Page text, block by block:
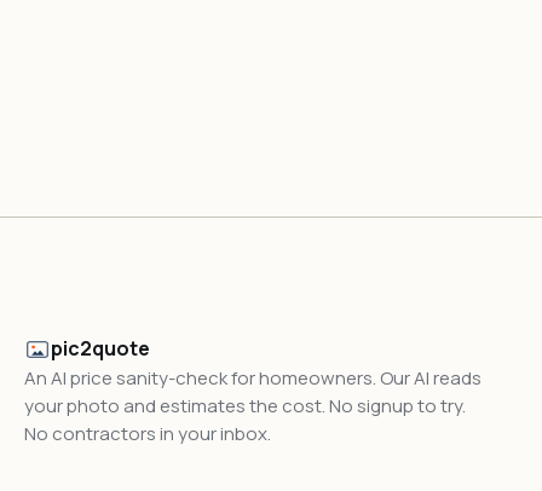
pic2quote
An AI price sanity-check for homeowners. Our AI reads
your photo and estimates the cost. No signup to try.
No contractors in your inbox.